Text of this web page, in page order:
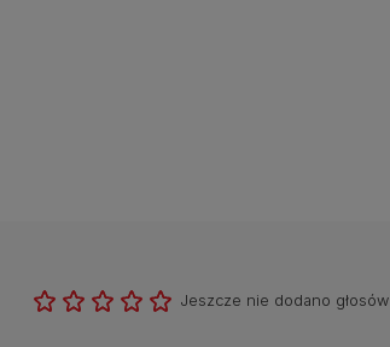
Jeszcze nie dodano głosów